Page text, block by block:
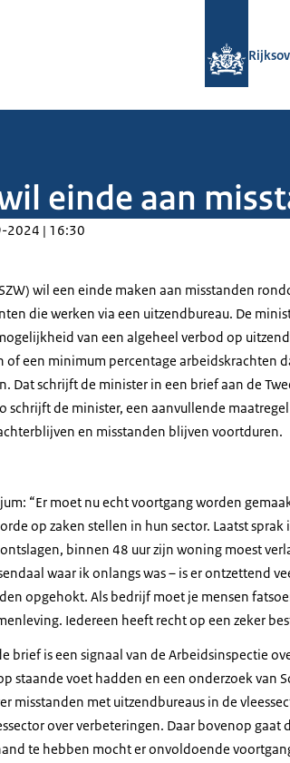
einde aan
2024 | 16:30
wil een einde maken aan misstanden
die werken via een uitzendbureau. De
van een algeheel verbod op
of een minimum percentage arbeidskrachten
Dat schrijft de minister in een brief aan de
schrijft de minister, een aanvullende
en misstanden blijven voortduren.
“Er moet nu echt voortgang worden
op zaken stellen in hun sector. Laatst
binnen 48 uur zijn woning moest
waar ik onlangs was – is er ontzettend
opgehokt. Als bedrijf moet je mensen
Iedereen heeft recht op een zeker
brief is een signaal van de Arbeidsinspectie
staande voet hadden en een onderzoek van
misstanden met uitzendbureaus in de
over verbeteringen. Daar bovenop
te hebben mocht er onvoldoende